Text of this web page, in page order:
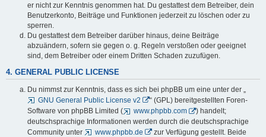
er nicht zur Kenntnis genommen hat. Du gestattest dem Betreiber, dein
Benutzerkonto, Beiträge und Funktionen jederzeit zu löschen oder zu
sperren.
Du gestattest dem Betreiber darüber hinaus, deine Beiträge
abzuändern, sofern sie gegen o. g. Regeln verstoßen oder geeignet
sind, dem Betreiber oder einem Dritten Schaden zuzufügen.
4. GENERAL PUBLIC LICENSE
Du nimmst zur Kenntnis, dass es sich bei phpBB um eine unter der „
GNU General Public License v2
“ (GPL) bereitgestellten Foren-
Software von phpBB Limited (
www.phpbb.com
) handelt;
deutschsprachige Informationen werden durch die deutschsprachige
Community unter
www.phpbb.de
zur Verfügung gestellt. Beide